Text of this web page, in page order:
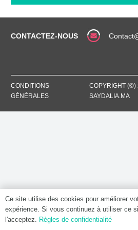
CONTACTEZ-NOUS
CONDITIONS
GÉNÉRALES
COPYRIGHT (©)
SAYDALIA.MA
Ce site utilise des cookies pour améliorer
expérience. Si vous continuez à utiliser ce
l'acceptez. Règles de confidentialité